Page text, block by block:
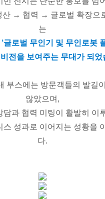
→ 협력 → 글로벌 확장으
는
글로벌 무인기 및 무인로봇
전을 보여주는 무대가 되었
부스에는 방문객들의 발길
않았으며,
담과 협력 미팅이 활발히 이
스 성과로 이어지는 성황을
다.